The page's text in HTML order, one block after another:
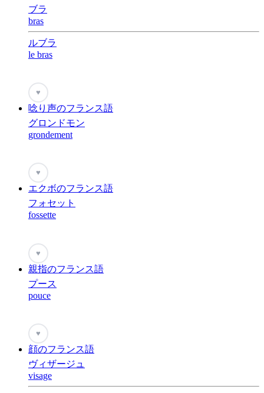
ブラ
bras
ルブラ
le bras
♥
唸り声のフランス語
グロンドモン
grondement
♥
エクボのフランス語
フォセット
fossette
♥
親指のフランス語
プース
pouce
♥
顔のフランス語
ヴィザージュ
visage